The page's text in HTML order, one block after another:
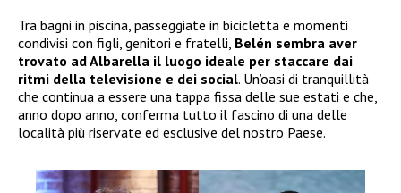
Tra bagni in piscina, passeggiate in bicicletta e momenti
condivisi con figli, genitori e fratelli, Belén sembra aver
trovato ad Albarella il luogo ideale per staccare dai
ritmi della televisione e dei social. Un’oasi di tranquillità
che continua a essere una tappa fissa delle sue estati e che,
anno dopo anno, conferma tutto il fascino di una delle
località più riservate ed esclusive del nostro Paese.